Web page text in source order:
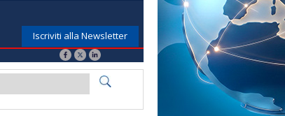
Iscriviti alla Newsletter